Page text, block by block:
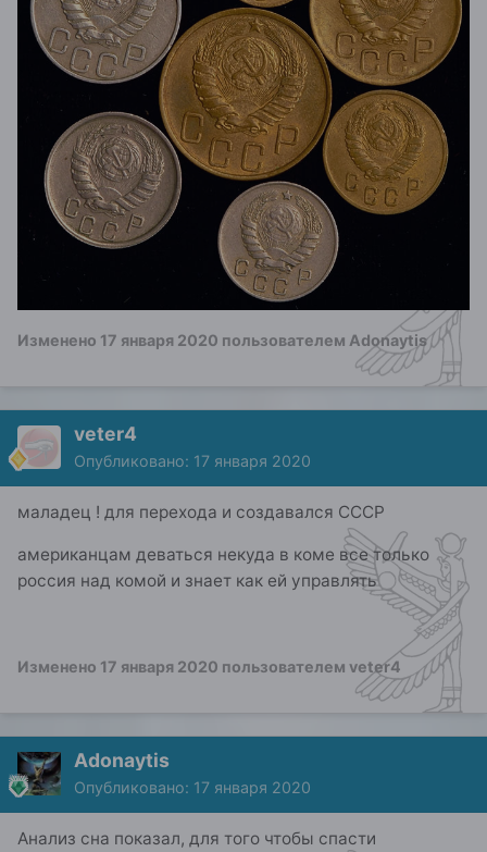
Изменено 17 января 2020 пользователем Adonaytis
veter4
Опубликовано: 17 января 2020
маладец ! для перехода и создавался СССР
американцам деваться некуда в коме все только
россия над комой и знает как ей управлять
Изменено 17 января 2020 пользователем veter4
Adonaytis
Опубликовано: 17 января 2020
Анализ сна показал, для того чтобы спасти